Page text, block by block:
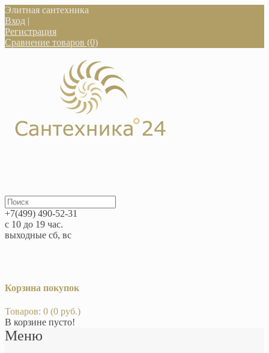
Элитная сантехника
Вход |
Регистрация
Сравнение товаров (0)
+7(499) 490-52-31
с 10 до 19 час.
выходные сб, вс
Корзина покупок
Товаров: 0 (0 руб.)
В корзине пусто!
Меню